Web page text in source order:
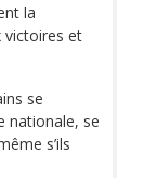
la
victoires et
se
nationale, se
s’ils